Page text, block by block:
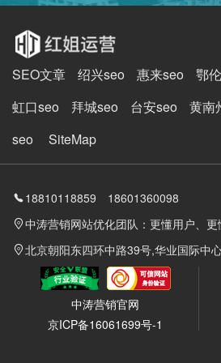
SEO文章 绍兴seo 惠来seo 鄂
虹口seo
拜城seo 台安seo 黄南
seo
SiteMap
18810118859 18601360098
中涛营销网站优化团队：更懂用户、
北京朝阳东四环中路39号,华业国际中
中涛营销官网
京ICP备16061699号-1